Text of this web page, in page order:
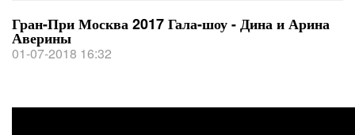
Гран-При Москва 2017 Гала-шоу - Дина и Арина
Аверины
01-07-2018 16:32